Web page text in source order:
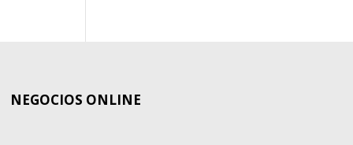
NEGOCIOS ONLINE